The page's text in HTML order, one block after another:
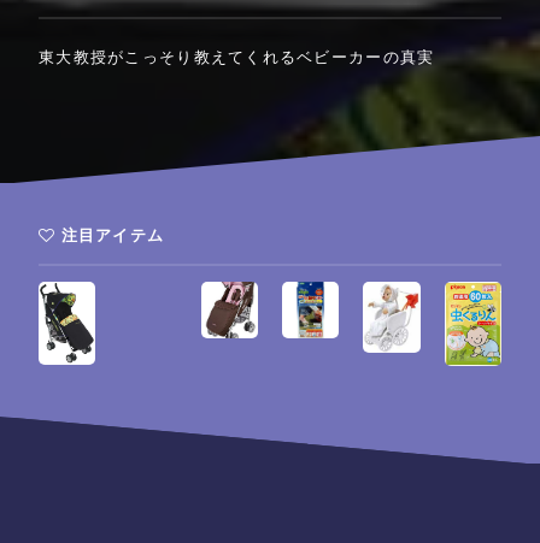
東大教授がこっそり教えてくれるベビーカーの真実
注目アイテム